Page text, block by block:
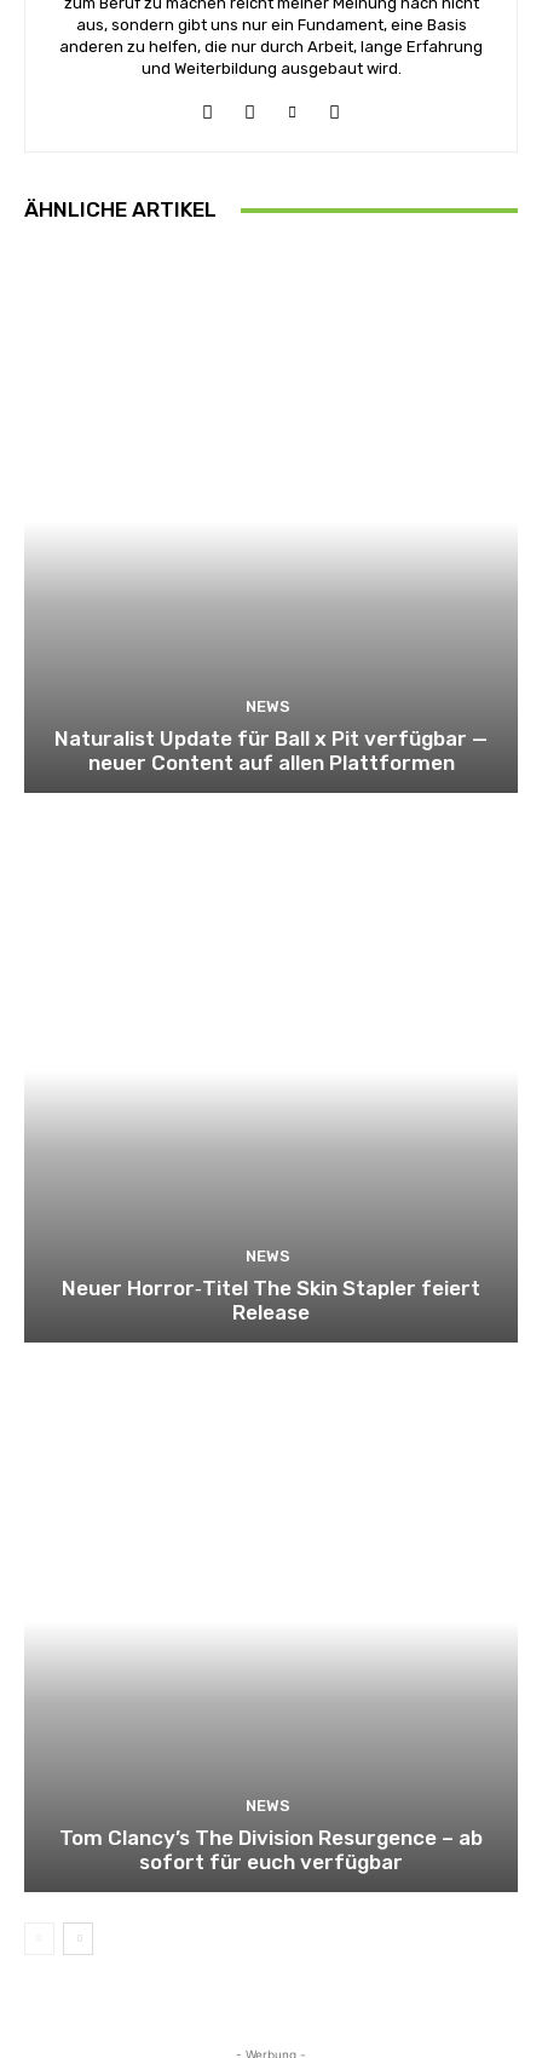
aus, sondern gibt uns nur ein Fundament, eine Basis
anderen zu helfen, die nur durch Arbeit, lange Erfahrung
und Weiterbildung ausgebaut wird.
ÄHNLICHE ARTIKEL
NEWS
Naturalist Update für Ball x Pit verfügbar —
neuer Content auf allen Plattformen
NEWS
Neuer Horror‑Titel The Skin Stapler feiert
Release
NEWS
Tom Clancy’s The Division Resurgence – ab
sofort für euch verfügbar
- Werbung -